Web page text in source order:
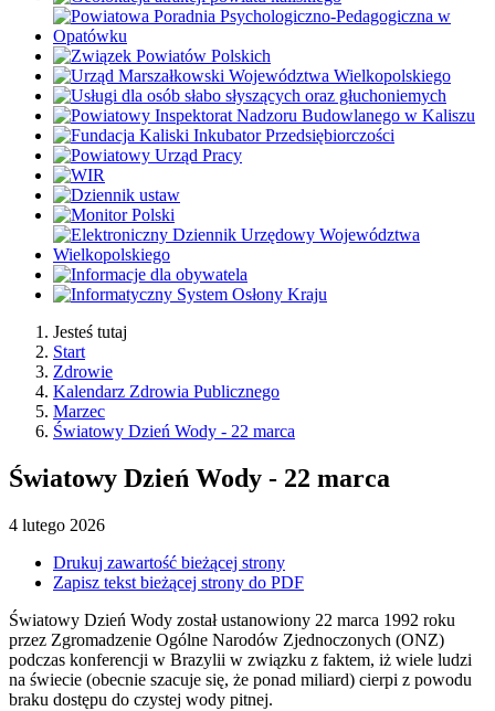
Jesteś tutaj
Start
Zdrowie
Kalendarz Zdrowia Publicznego
Marzec
Światowy Dzień Wody - 22 marca
Światowy Dzień Wody - 22 marca
4 lutego 2026
Drukuj zawartość bieżącej strony
Zapisz tekst bieżącej strony do PDF
Światowy Dzień Wody został ustanowiony 22 marca 1992 roku
przez Zgromadzenie Ogólne Narodów Zjednoczonych (ONZ)
podczas konferencji w Brazylii w związku z faktem, iż wiele ludzi
na świecie (obecnie szacuje się, że ponad miliard) cierpi z powodu
braku dostępu do czystej wody pitnej.